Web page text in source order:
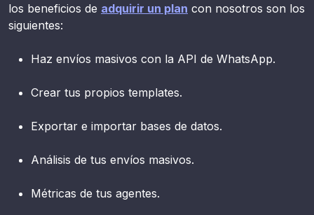
los beneficios de adquirir un plan con nosotros son los
siguientes:
Haz envíos masivos con la API de WhatsApp.
Crear tus propios templates.
Exportar e importar bases de datos.
Análisis de tus envíos masivos.
Métricas de tus agentes.